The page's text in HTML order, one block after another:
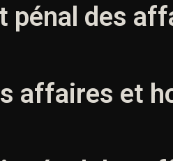
pénal des
affaires et